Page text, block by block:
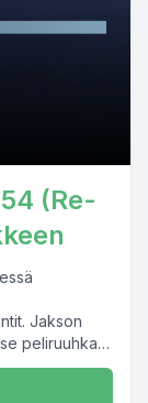
(Re-
Jakson
peliruuhka